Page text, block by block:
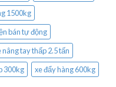
1500kg
bán tự động
nâng tay thấp 2.5 tấn
300kg
xe đẩy hàng 600kg